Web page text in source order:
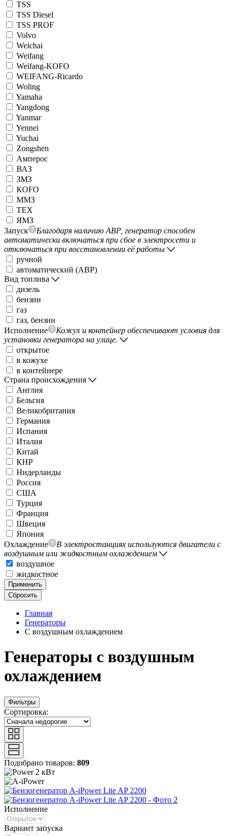
TSS
TSS Diesel
TSS PROF
Volvo
Weichai
Weifang
Weifang-KOFO
WEIFANG-Ricardo
Woling
Yamaha
Yangdong
Yanmar
Yennei
Yuchai
Zongshen
Амперос
ВАЗ
ЗМЗ
КОFO
ММЗ
ТЕХ
ЯМЗ
Запуск
Благодаря наличию АВР, генератор способен
автоматически включаться при сбое в электросети и
отключаться при восстановлении её работы
ручной
автоматический (АВР)
Вид топлива
дизель
бензин
газ
газ, бензин
Исполнение
Кожух и контейнер обеспечивают условия для
установки генератора на улице.
открытое
в кожухе
в контейнере
Страна происхождения
Англия
Бельгия
Великобритания
Германия
Испания
Италия
Китай
КНР
Нидерланды
Россия
США
Турция
Франция
Швеция
Япония
Охлаждение
В электростанциях используются двигатели с
воздушным или жидкостным охлаждением
воздушное
жидкостное
Применить
Сбросить
Главная
Генераторы
С воздушным охлаждением
Генераторы с воздушным
охлаждением
Фильтры
Сортировка:
Подобрано товаров: 809
2 кВт
Исполнение
Вариант запуска